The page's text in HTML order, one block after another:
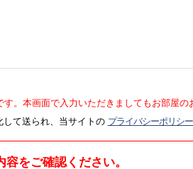
。本画面で入力いただきましてもお部屋の
て送られ、当サイトの プライバシーポリシ
をご確認ください。